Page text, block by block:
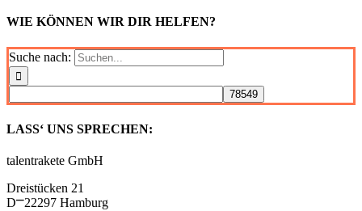
WIE KÖNNEN WIR DIR HELFEN?
Suche nach:
LASS‘ UNS SPRECHEN:
talentrakete GmbH
Dreistücken 21
D⎻22297 Hamburg